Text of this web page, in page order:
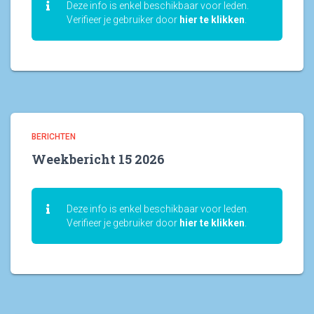
Deze info is enkel beschikbaar voor leden.
Verifieer je gebruiker door hier te klikken
BERICHTEN
Weekbericht 15 2026
Deze info is enkel beschikbaar voor leden.
Verifieer je gebruiker door hier te klikken